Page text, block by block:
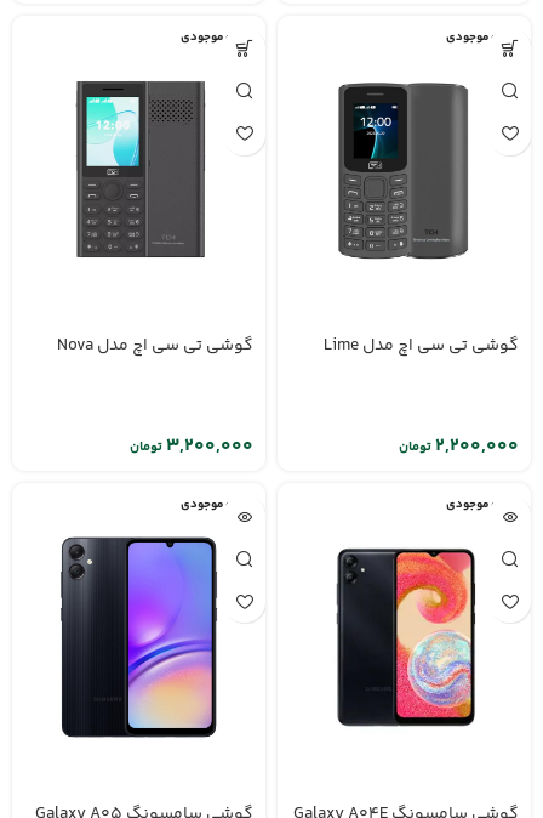
اتمام موجودی
گوشی تی سی اچ مدل Lime
تومان
اتمام موجودی
گوشی تی سی اچ مدل Nova
تومان
اتمام موجودی اتمام موجودی